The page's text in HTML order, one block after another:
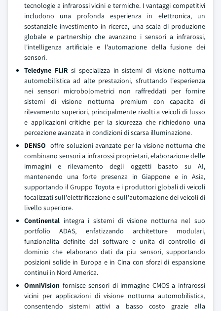
tecnologie a infrarossi vicini e termiche. I vantaggi competitivi
includono una profonda esperienza in elettronica, un
sostanziale investimento in ricerca, una scala di produzione
globale e partnership che avanzano i sensori a infrarossi,
l'intelligenza artificiale e l'automazione della fusione dei
sensori.
Teledyne FLIRsi specializza in sistemi di visione notturna
automobilistica ad alte prestazioni, sfruttando l'esperienza
nei sensori microbolometrici non raffreddati per fornire
sistemi di visione notturna premium con capacita di
rilevamento superiori, principalmente rivolti a veicoli di lusso
e applicazioni critiche per la sicurezza che richiedono una
percezione avanzata in condizioni di scarsa illuminazione.
DENSO offre soluzioni avanzate per la visione notturna che
combinano sensori a infrarossi proprietari, elaborazione delle
immagini e rilevamento degli oggetti basato su AI,
mantenendo una forte presenza in Giappone e in Asia,
supportando il Gruppo Toyota e i produttori globali di veicoli
focalizzati sull'elettrificazione e sull'automazione dei veicoli di
livello superiore.
Continental integra i sistemi di visione notturna nel suo
portfolio ADAS, enfatizzando architetture modulari,
funzionalita definite dal software e unita di controllo di
dominio che elaborano dati da piu sensori, supportando
posizioni solide in Europa e in Cina con sforzi di espansione
continui in Nord America.
OmniVision fornisce sensori di immagine CMOS a infrarossi
vicini per applicazioni di visione notturna automobilistica,
consentendo sistemi attivi a basso costo grazie alla